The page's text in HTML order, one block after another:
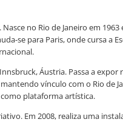
no Rio de Janeiro em
se para Paris, onde cursa
Áustria. Passa a
vínculo com o Rio de
plataforma artística.
Em 2008, realiza uma